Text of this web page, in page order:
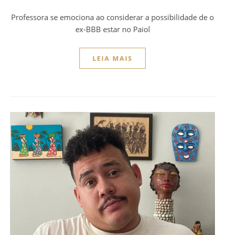
Professora se emociona ao considerar a possibilidade de o
ex-BBB estar no Paiol
LEIA MAIS